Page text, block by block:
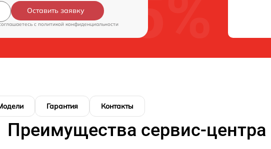
Оставить заявку
c политикой конфиденциальности
Гарантия Контакты
Преимущества сервис-центра